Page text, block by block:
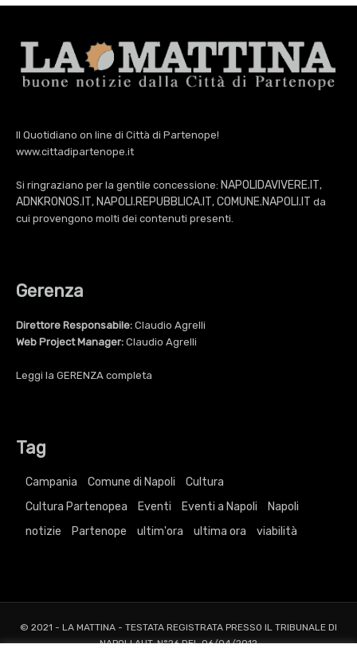
Il Quotidiano on line di Città di Partenope!
www.cittadipartenope.it
Si ringraziano per la gentile concessione: NAPOLIDAVIVERE.IT,
ADNKRONOS.IT, NAPOLI.REPUBBLICA.IT, COMUNE.NAPOLI.IT da
cui provengono molti dei contenuti presenti.
Gerenza
Direttore Responsabile: Claudio Agrelli
Web Project Manager: Claudio Agrelli
Leggi la GERENZA completa
Tag
Campania Comune di Napoli
Cultura
Cultura Partenopea
Eventi Eventi a Napoli
Napoli
notizie
Partenope ultim'ora ultima ora viabilità
© 2021 - LA MATTINA - TESTATA REGISTRATA PRESSO IL TRIBUNALE DI
NAPOLI AUT. N°26 DEL 06/04/2012